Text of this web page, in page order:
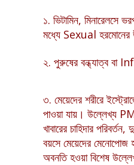
১. ভিটামিন, মিনারেলসে
মধ্যে Sexual হরমোনের
২. পুরুষের বন্ধ্যাত্ব বা
৩. মেয়েদের শরীরে
পাওয়া যায়। উল্লেখ্য
খাবারের চাহিদার
বয়সে মেয়েদের মেনোপোজ
অবনতি হওয়া বিশেষ